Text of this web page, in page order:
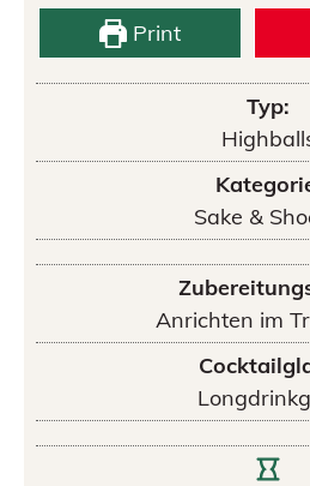
Print
Typ:
Sake &
Anrichten im